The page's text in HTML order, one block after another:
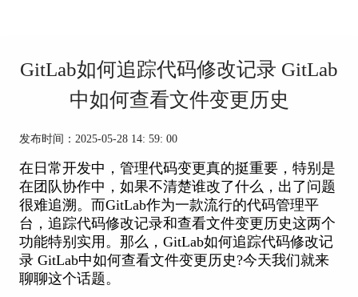
GitLab如何追踪代码修改记录 GitLab
中如何查看文件变更历史
发布时间：2025-05-28 14: 59: 00
在日常开发中，管理代码变更真的挺重要，特别是
在团队协作中，如果不清楚谁改了什么，出了问题
很难追溯。而GitLab作为一款流行的代码管理平
台，追踪代码修改记录和查看文件变更历史这两个
功能特别实用。那么，GitLab如何追踪代码修改记
录 GitLab中如何查看文件变更历史?今天我们就来
聊聊这个话题。